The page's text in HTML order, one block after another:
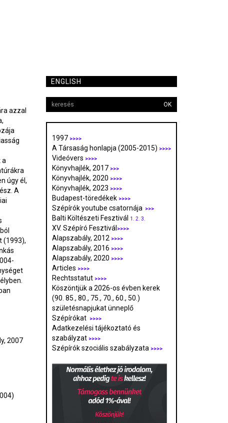
azzal
a
úgy él,
A
(1993),
2007
ENGLISH
OK
1997 >>>>
A Társaság honlapja (2005-2015) >>>>
Videóvers >>>>
Könyvhajlék, 2017 >>>
Könyvhajlék, 2020 >>>>
Könyvhajlék, 2023 >>>>
Budapest-töredékek >>>>
Szépírók youtube csatornája >>>
Balti Költészeti Fesztivál 1. 2. 3.
XV. Szépíró Fesztivál >>>>
Alapszabály, 2012 >>>>
Alapszabály, 2016 >>>>
Alapszabály, 2020 >>>>
Articles >>>>
Rechtsstatut >>>>
Köszöntjük a 2026-os évben kerek
(90. 85., 80., 75., 70., 60., 50.)
születésnapjukat ünneplő
Szépírókat
>>>>
Adatkezelési tájékoztató és
szabályzat >>>>
Szépírók szociális szabályzata >>>>